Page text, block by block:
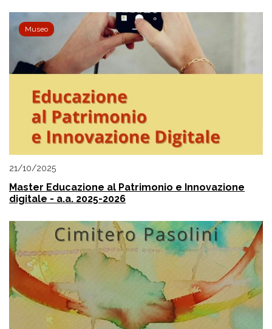
Museo
21/10/2025
Master Educazione al Patrimonio e Innovazione
digitale - a.a. 2025-2026